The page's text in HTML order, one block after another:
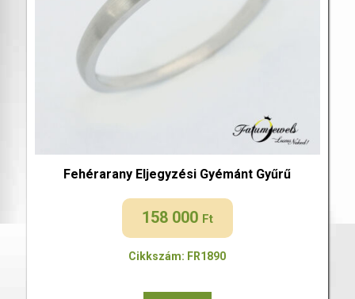
Fehérarany Eljegyzési Gyémánt Gyűrű
158 000 Ft
Cikkszám: FR1890